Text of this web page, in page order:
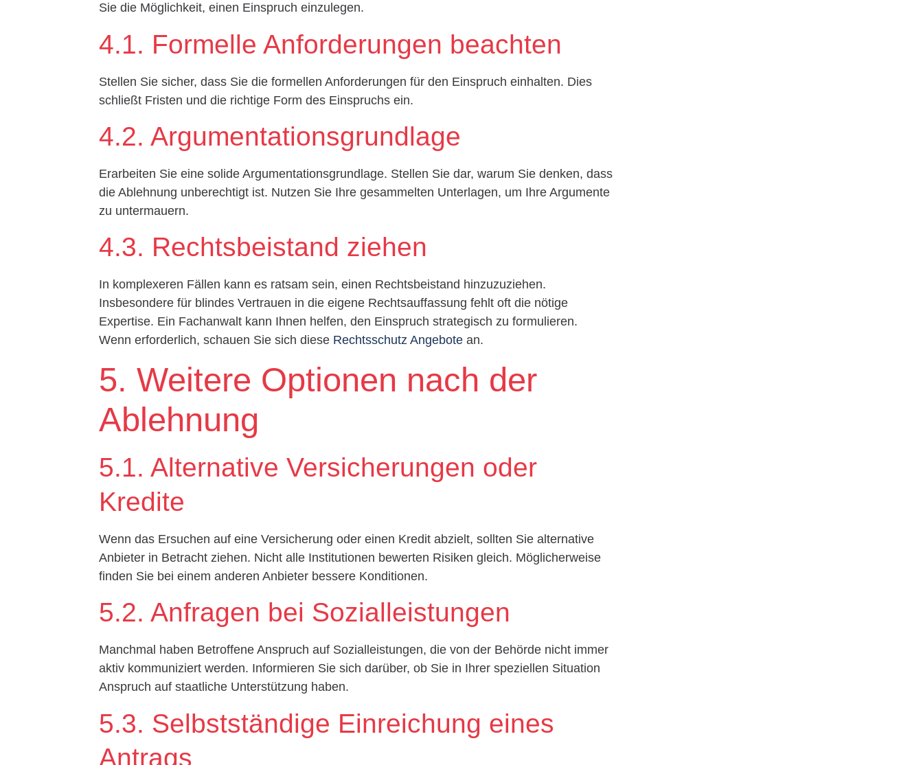
Sie die Möglichkeit, einen Einspruch einzulegen.
4.1. Formelle Anforderungen beachten
Stellen Sie sicher, dass Sie die formellen Anforderungen für den Einspruch einhalten. Dies
schließt Fristen und die richtige Form des Einspruchs ein.
4.2. Argumentationsgrundlage
Erarbeiten Sie eine solide Argumentationsgrundlage. Stellen Sie dar, warum Sie denken, dass
die Ablehnung unberechtigt ist. Nutzen Sie Ihre gesammelten Unterlagen, um Ihre Argumente
zu untermauern.
4.3. Rechtsbeistand ziehen
In komplexeren Fällen kann es ratsam sein, einen Rechtsbeistand hinzuzuziehen.
Insbesondere für blindes Vertrauen in die eigene Rechtsauffassung fehlt oft die nötige
Expertise. Ein Fachanwalt kann Ihnen helfen, den Einspruch strategisch zu formulieren.
Wenn erforderlich, schauen Sie sich diese Rechtsschutz Angebote an.
5. Weitere Optionen nach der
Ablehnung
5.1. Alternative Versicherungen oder
Kredite
Wenn das Ersuchen auf eine Versicherung oder einen Kredit abzielt, sollten Sie alternative
Anbieter in Betracht ziehen. Nicht alle Institutionen bewerten Risiken gleich. Möglicherweise
finden Sie bei einem anderen Anbieter bessere Konditionen.
5.2. Anfragen bei Sozialleistungen
Manchmal haben Betroffene Anspruch auf Sozialleistungen, die von der Behörde nicht immer
aktiv kommuniziert werden. Informieren Sie sich darüber, ob Sie in Ihrer speziellen Situation
Anspruch auf staatliche Unterstützung haben.
5.3. Selbstständige Einreichung eines
Antrags